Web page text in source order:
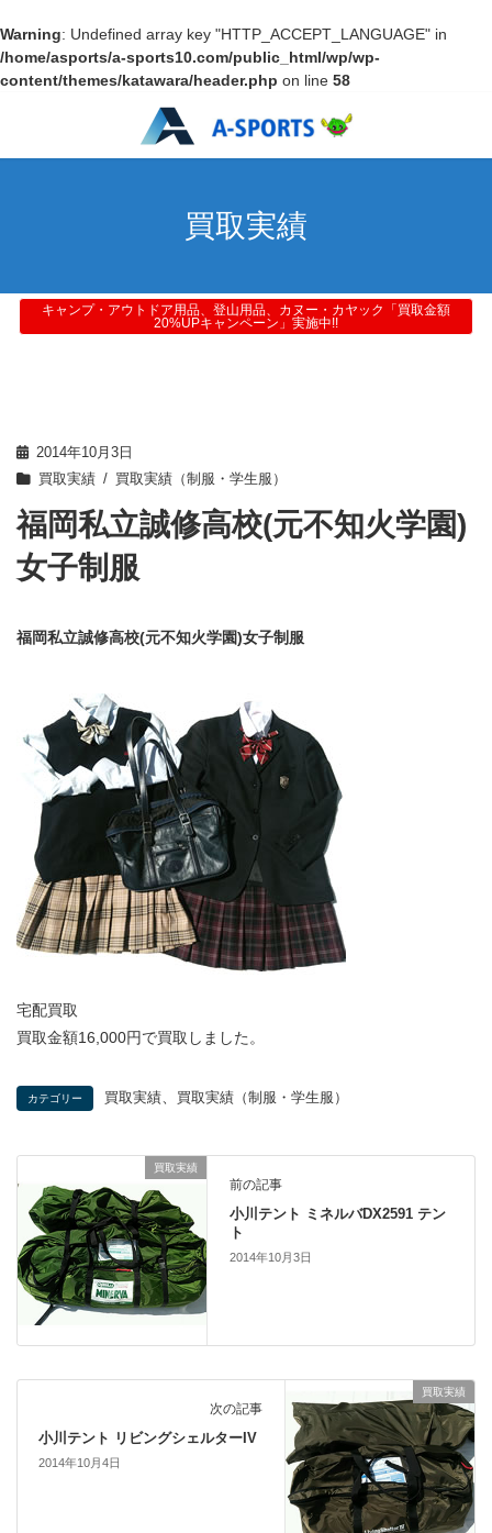
Warning: Undefined array key "HTTP_ACCEPT_LANGUAGE" in
/home/asports/a-sports10.com/public_html/wp/wp-
content/themes/katawara/header.php on line 58
買取実績
キャンプ・アウトドア用品、登山用品、カヌー・カヤック「買取金額
20%UPキャンペーン」実施中!!
2014年10月3日
買取実績
買取実績（制服・学生服）
福岡私立誠修高校(元不知火学園)
女子制服
福岡私立誠修高校(元不知火学園)女子制服
宅配買取
買取金額16,000円で買取しました。
カテゴリー 買取実績 買取実績（制服・学生服）
買取実績
前の記事
小川テント ミネルバDX2591 テン
ト
2014年10月3日
買取実績
次の記事
小川テント リビングシェルターIV
2014年10月4日